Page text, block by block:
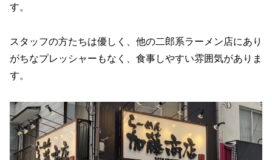
す。
スタッフの方たちは優しく、他の二郎系ラーメン店にあり
がちなプレッシャーもなく、食事しやすい雰囲気がありま
す。